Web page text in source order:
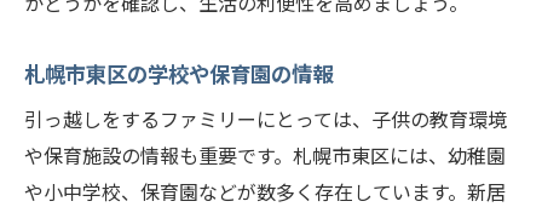
札幌市東区の学校や保育園の情報
引っ越しをするファミリーにとっては、子供の教育環境
や保育施設の情報も重要です。札幌市東区には、幼稚園
や小中学校、保育園などが数多く存在しています。新居